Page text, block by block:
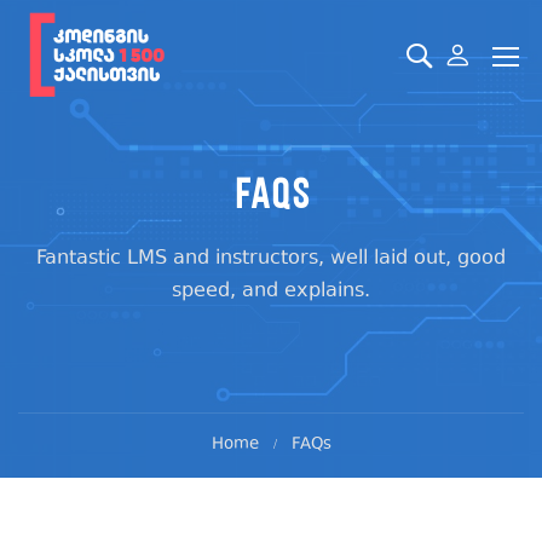
FAQs
Fantastic LMS and instructors, well laid out, good
speed, and explains.
Home FAQs